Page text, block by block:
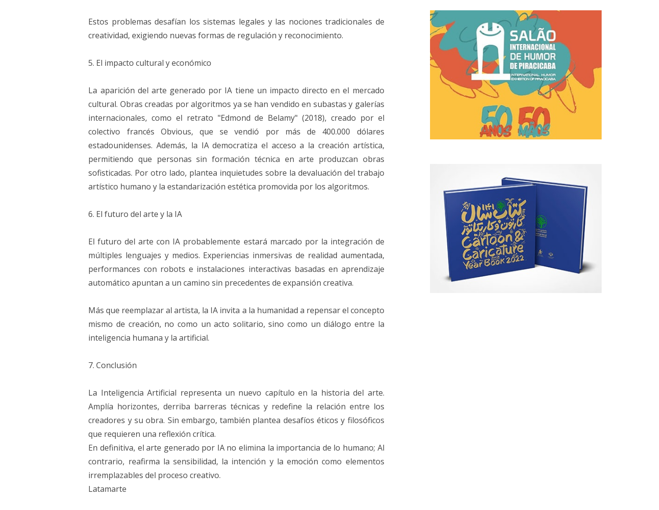
Estos problemas desafían los sistemas legales y las nociones tradicionales de
creatividad, exigiendo nuevas formas de regulación y reconocimiento.
5. El impacto cultural y económico
La aparición del arte generado por IA tiene un impacto directo en el mercado
cultural. Obras creadas por algoritmos ya se han vendido en subastas y galerías
internacionales, como el retrato "Edmond de Belamy" (2018), creado por el
colectivo francés Obvious, que se vendió por más de 400.000 dólares
estadounidenses. Además, la IA democratiza el acceso a la creación artística,
permitiendo que personas sin formación técnica en arte produzcan obras
sofisticadas. Por otro lado, plantea inquietudes sobre la devaluación del trabajo
artístico humano y la estandarización estética promovida por los algoritmos.
6. El futuro del arte y la IA
El futuro del arte con IA probablemente estará marcado por la integración de
múltiples lenguajes y medios. Experiencias inmersivas de realidad aumentada,
performances con robots e instalaciones interactivas basadas en aprendizaje
automático apuntan a un camino sin precedentes de expansión creativa.
Más que reemplazar al artista, la IA invita a la humanidad a repensar el concepto
mismo de creación, no como un acto solitario, sino como un diálogo entre la
inteligencia humana y la artificial.
7. Conclusión
La Inteligencia Artificial representa un nuevo capítulo en la historia del arte.
Amplía horizontes, derriba barreras técnicas y redefine la relación entre los
creadores y su obra. Sin embargo, también plantea desafíos éticos y filosóficos
que requieren una reflexión crítica.
En definitiva, el arte generado por IA no elimina la importancia de lo humano; Al
contrario, reafirma la sensibilidad, la intención y la emoción como elementos
irremplazables del proceso creativo.
Latamarte